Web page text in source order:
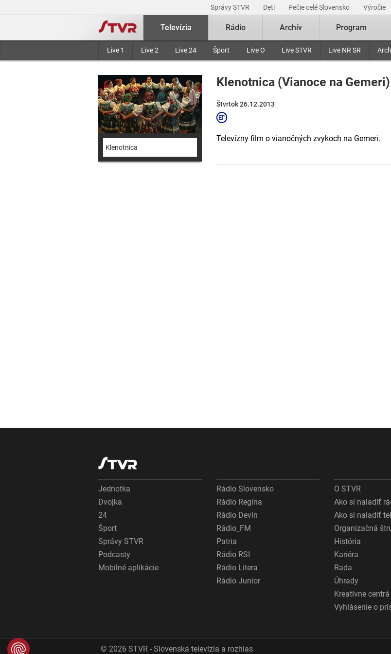
Správy STVR Deti Pečie celé Slovensko Výročie
Televízia
Live 1 Live 2 Live 24 Šport Live O Live STVR Live NR SR
Rádio Archív Program
Klenotnica
Klenotnica (Vianoce na Gemeri)
Štvrtok 26.12.2013
Televízny film o vianočných zvykoch na Gemeri.
Jednotka
Dvojka
24
Šport
Správy STVR
Podcasty
Mobilné aplikácie
Rádio Slovensko
Rádio Regina
Rádio Devín
Rádio_FM
Patria
Rádio RSI
Rádio Litera
Rádio Junior
O STVR
Ako si naladiť
Ako si naladiť
Organizačná
História
Kariéra
Rada
Úhrady
Kreatívne centrá
Vyhlásenie o
© 2026 STVR - Slovenská televízia a rozhlas